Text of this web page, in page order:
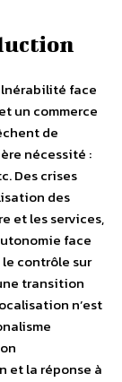
face
un commerce
de
nécessité :
Des crises
des
et les services,
face
contrôle sur
transition
n’est
et la réponse à